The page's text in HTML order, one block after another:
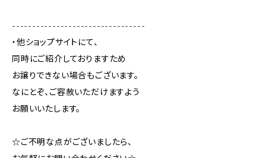
---------------------------------
・他ショップサイトにて、
同時にご紹介しておりますため
お譲りできない場合もございます。
なにとぞ、ご容赦いただけますよう
お願いいたします。
☆ご不明な点がございましたら、